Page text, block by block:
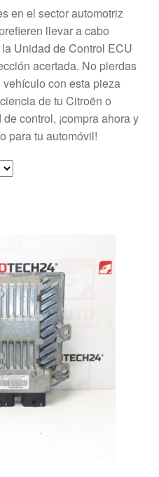
en el sector automotriz
llevar a cabo
Unidad de Control ECU
acertada. No pierdas
con esta pieza
de tu Citroën o
control, ¡compra ahora y
para tu automóvil!